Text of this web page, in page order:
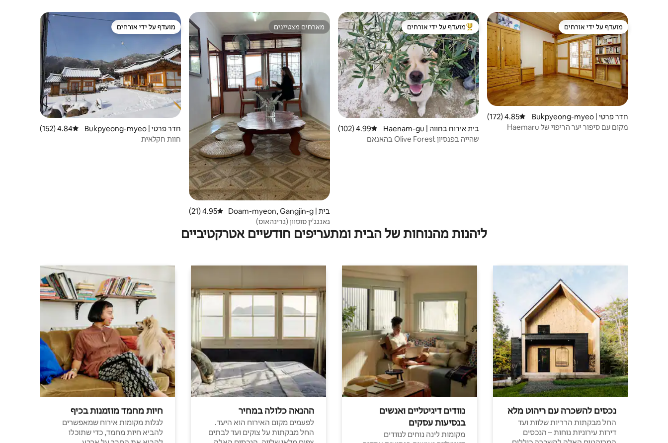
מועדף על ידי אורחים
מועדף על ידי אורחים
חדר פרטי | Bukpyeong-myeo
n, Haenam-gun
דירוג ממוצע של 4.85 מתוך 5, 172 ביקורות
4.85 (172)
מקום עם סיפור יער הריפוי של Haemaru
מוביל בקרב נכסים מועדפים על ידי אורחים
מועדף על ידי אורחים
בית אירוח בחווה | Haenam-gu
n
דירוג ממוצע של 4.99 מתוך 5, 102 ביקורות
4.99 (102)
שהייה בפנסיון Olive Forest בהאנאם
מארחים מצטיינים
מארחים מצטיינים
בית | Doam-myeon, Gangjin-g
un
דירוג ממוצע של 4.95 מתוך 5, 21 ביקורות
4.95 (21)
גאנגג'ין סוסוון (גרינהאוס)
מועדף על ידי אורחים
מועדף על ידי אורחים
חדר פרטי | Bukpyeong-myeo
n, Haenam-gun
דירוג ממוצע של 4.84 מתוך 5, 152 ביקורות
4.84 (152)
חוות חקלאית
ליהנות מהנוחות של הבית ומתעריפים חודשיים אטרקטיביים
נכסים להשכרה עם ריהוט מלא
החל מבקתות הרריות שלוות ועד
דירות עירוניות נוחות – הנכסים
נוודים דיגיטליים ואנשים
בנסיעות עסקים
מקומות לינה נוחים לנוודים
ההנאה כלולה במחיר
לפעמים מקום האירוח הוא היעד.
החל מבקתות על צוקים ועד לבתים
חיות מחמד מוזמנות בכיף
לגלות מקומות אירוח שמאפשרים
להביא חיות מחמד, כדי שתוכלו